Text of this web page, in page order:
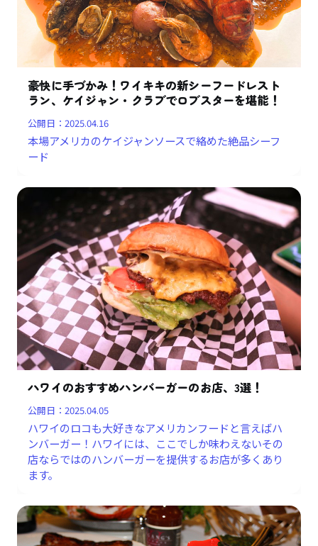
豪快に手づかみ！ワイキキの新シーフードレスト
ラン、ケイジャン・クラブでロブスターを堪能！
公開日：2025.04.16
本場アメリカのケイジャンソースで絡めた絶品シーフ
ード
ハワイのおすすめハンバーガーのお店、3選！
公開日：2025.04.05
ハワイのロコも大好きなアメリカンフードと言えばハ
ンバーガー！ハワイには、ここでしか味わえないその
店ならではのハンバーガーを提供するお店が多くあり
ます。